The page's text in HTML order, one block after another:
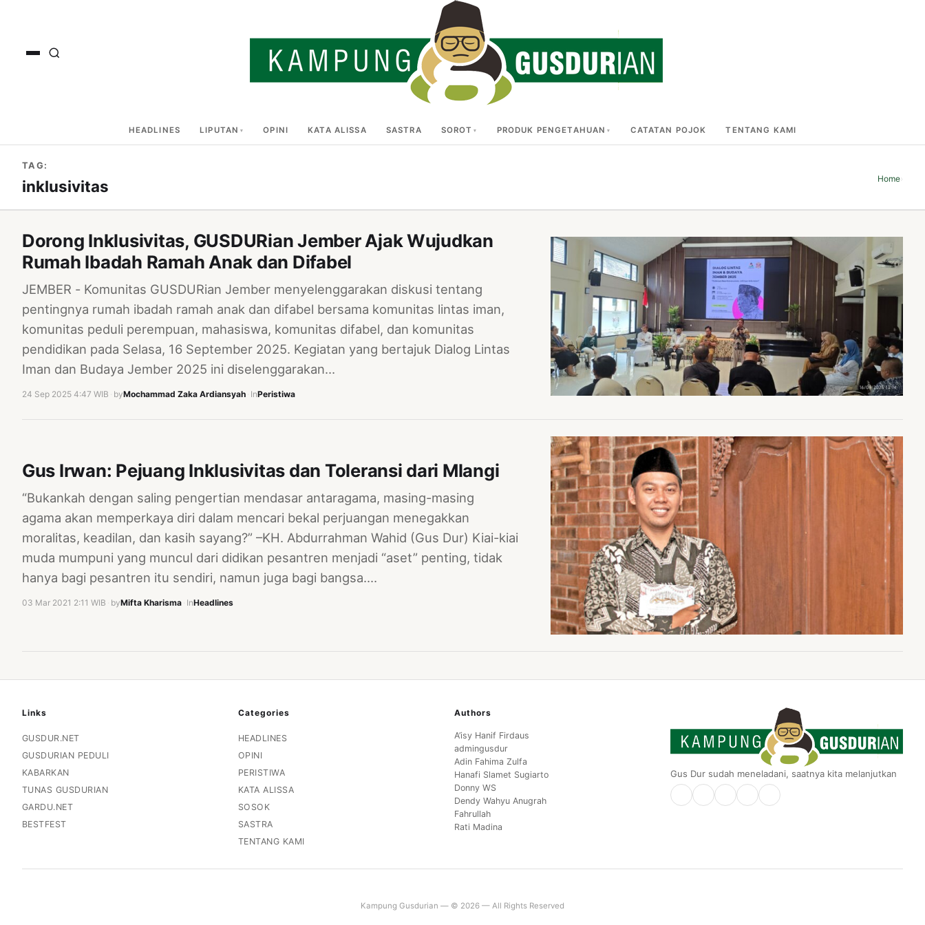
HEADLINES LIPUTAN OPINI KATA ALISSA SASTRA SOROT PRODUK PENGETAHUAN CATATAN POJOK TENTANG KAMI
TAG:
inklusivitas Home›
Dorong Inklusivitas, GUSDURian Jember Ajak Wujudkan
Rumah Ibadah Ramah Anak dan Difabel
JEMBER - Komunitas GUSDURian Jember menyelenggarakan diskusi tentang
pentingnya rumah ibadah ramah anak dan difabel bersama komunitas lintas iman,
komunitas peduli perempuan, mahasiswa, komunitas difabel, dan komunitas
pendidikan pada Selasa, 16 September 2025. Kegiatan yang bertajuk Dialog Lintas
Iman dan Budaya Jember 2025 ini diselenggarakan…
24 Sep 2025 4:47 WIB byMochammad Zaka Ardiansyah InPeristiwa
Gus Irwan: Pejuang Inklusivitas dan Toleransi dari Mlangi
“Bukankah dengan saling pengertian mendasar antaragama, masing-masing
agama akan memperkaya diri dalam mencari bekal perjuangan menegakkan
moralitas, keadilan, dan kasih sayang?” –KH. Abdurrahman Wahid (Gus Dur) Kiai-kiai
muda mumpuni yang muncul dari didikan pesantren menjadi “aset” penting, tidak
hanya bagi pesantren itu sendiri, namun juga bagi bangsa.…
03 Mar 2021 2:11 WIB byMifta Kharisma InHeadlines
Links
GUSDUR.NET
GUSDURIAN PEDULI
KABARKAN
TUNAS GUSDURIAN
GARDU.NET
BESTFEST
Categories
HEADLINES
OPINI
PERISTIWA
KATA ALISSA
SOSOK
SASTRA
TENTANG KAMI
Authors
A’isy Hanif Firdaus
admingusdur
Adin Fahima Zulfa
Hanafi Slamet Sugiarto
Donny WS
Dendy Wahyu Anugrah
Fahrullah
Rati Madina
Gus Dur sudah meneladani, saatnya kita melanjutkan
Kampung Gusdurian — © 2026 — All Rights Reserved